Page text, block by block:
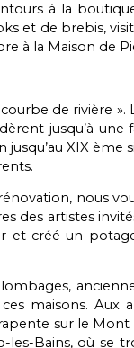
à la
et de brebis,
à la Maison de
de rivière
jusqu’à
XIX ème
nous
des artistes
et créé un
maisons. Aux
sur le
Bains, où se